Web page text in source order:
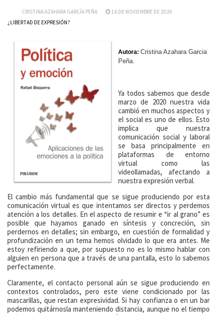
CRISTINA AZAHARA GARCÍA PEÑA
16 DE NOVIEMBRE DE 2020
¿LIBERTAD DE EXPRESIÓN?
Autora: Cristina Azahara Garcia
Peña.
Ya todos sabemos que desde
marzo de 2020 nuestra vida
cambió en muchos aspectos y
el social es uno de ellos. Esto
implica que nuestra
comunicación social y laboral
se basa principalmente en
plataformas de entorno
virtual como las
videollamadas, afectando a
nuestra expresión verbal.
El cambio más fundamental que se sigue produciendo por esta
comunicación virtual es que intentamos ser directos y perdemos
atención a los detalles. En el aspecto de resumir e “ir al grano” es
posible que hayamos ganado en síntesis y concreción, sin
perdernos en detalles; sin embargo, en cuestión de formalidad y
profundización en un tema hemos olvidado lo que era antes. Me
estoy refiriendo a que, por supuesto no es lo mismo hablar con
alguien en persona que a través de una pantalla, esto lo sabemos
perfectamente.
Claramente, el contacto personal aún se sigue produciendo en
contextos controlados, pero este viene condicionado por las
mascarillas, que restan expresividad. Si hay confianza o en un bar
podemos quitárnosla manteniendo distancia, aunque no el tiempo